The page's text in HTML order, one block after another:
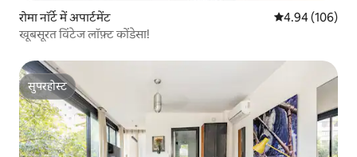
रोमा नॉर्टे में अपार्टमेंट औसत रेटिंग 5 में से
4.94 (106)
खूबसूरत विंटेज लॉफ़्ट कोंडेसा!
सुपरहोस्ट
सुपरहोस्ट